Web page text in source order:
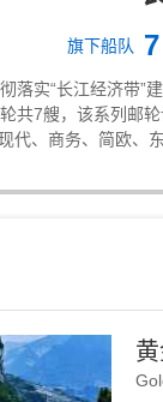
旗下船队 7
落实“长江经济带
共7艘，该系列邮
代、商务、简欧、
还取得了液压升